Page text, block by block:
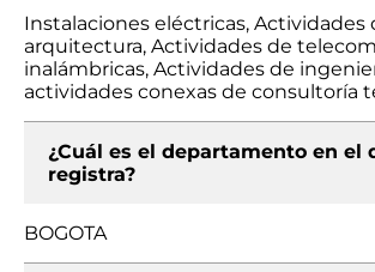
Instalaciones eléctricas, Actividades
arquitectura, Actividades de
inalámbricas, Actividades de
actividades conexas de consultoría
¿Cuál es el departamento en el
registra?
BOGOTA